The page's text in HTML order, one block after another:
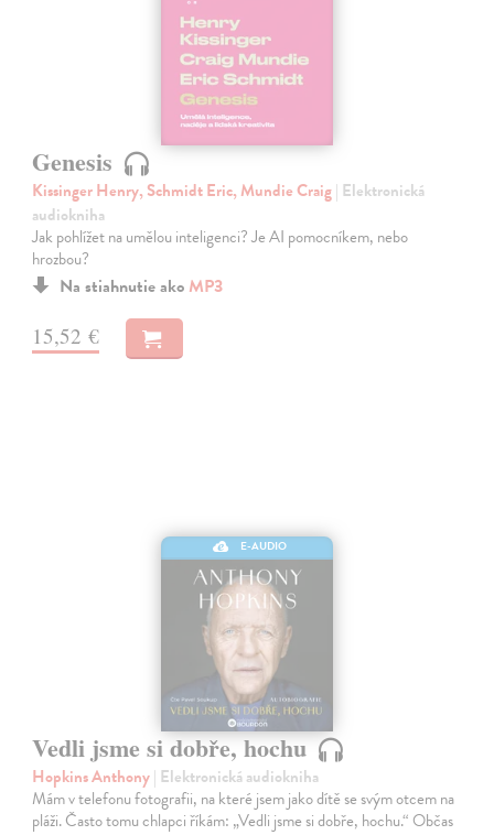
Genesis
Kissinger Henry, Schmidt Eric, Mundie Craig| Elektronická
audiokniha
Jak pohlížet na umělou inteligenci? Je AI pomocníkem, nebo
hrozbou?
Na stiahnutie ako MP3
15,52 €
E-AUDIO
Vedli jsme si dobře, hochu
Hopkins Anthony| Elektronická audiokniha
Mám v telefonu fotografii, na které jsem jako dítě se svým otcem na
pláži. Často tomu chlapci říkám: „Vedli jsme si dobře, hochu.“ Občas